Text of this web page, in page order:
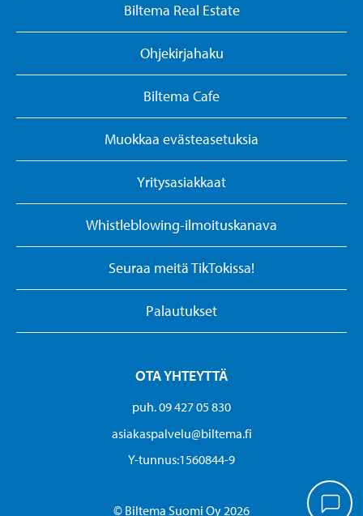
Biltema Real Estate
Ohjekirjahaku
Biltema Cafe
Muokkaa evästeasetuksia
Yritysasiakkaat
Whistleblowing-ilmoituskanava
Seuraa meitä TikTokissa!
Palautukset
OTA YHTEYTTÄ
puh. 09 427 05 830
asiakaspalvelu@biltema.fi
Y-tunnus:1560844-9
© Biltema Suomi Oy 2026